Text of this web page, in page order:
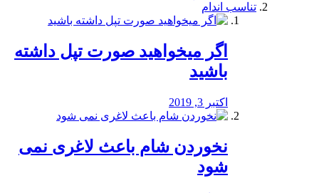
تناسب اندام
اگر میخواهید صورت تپل داشته
باشید
اکتبر 3, 2019
نخوردن شام باعث لاغری نمی
‌شود